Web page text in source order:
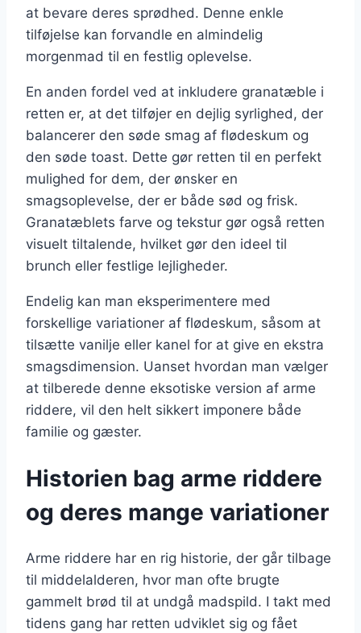
at bevare deres sprødhed. Denne enkle
tilføjelse kan forvandle en almindelig
morgenmad til en festlig oplevelse.
En anden fordel ved at inkludere granatæble i
retten er, at det tilføjer en dejlig syrlighed, der
balancerer den søde smag af flødeskum og
den søde toast. Dette gør retten til en perfekt
mulighed for dem, der ønsker en
smagsoplevelse, der er både sød og frisk.
Granatæblets farve og tekstur gør også retten
visuelt tiltalende, hvilket gør den ideel til
brunch eller festlige lejligheder.
Endelig kan man eksperimentere med
forskellige variationer af flødeskum, såsom at
tilsætte vanilje eller kanel for at give en ekstra
smagsdimension. Uanset hvordan man vælger
at tilberede denne eksotiske version af arme
riddere, vil den helt sikkert imponere både
familie og gæster.
Historien bag arme riddere
og deres mange variationer
Arme riddere har en rig historie, der går tilbage
til middelalderen, hvor man ofte brugte
gammelt brød til at undgå madspild. I takt med
tidens gang har retten udviklet sig og fået